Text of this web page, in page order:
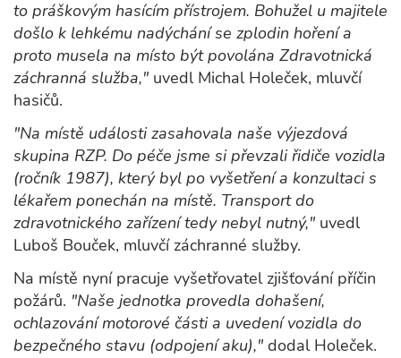
to práškovým hasícím přístrojem. Bohužel u majitele
došlo k lehkému nadýchání se zplodin hoření a
proto musela na místo být povolána Zdravotnická
záchranná služba," uvedl Michal Holeček, mluvčí
hasičů.
"Na místě události zasahovala naše výjezdová
skupina RZP. Do péče jsme si převzali řidiče vozidla
(ročník 1987), který byl po vyšetření a konzultaci s
lékařem ponechán na místě. Transport do
zdravotnického zařízení tedy nebyl nutný," uvedl
Luboš Bouček, mluvčí záchranné služby.
Na místě nyní pracuje vyšetřovatel zjišťování příčin
požárů. "Naše jednotka provedla dohašení,
ochlazování motorové části a uvedení vozidla do
bezpečného stavu (odpojení aku)," dodal Holeček.